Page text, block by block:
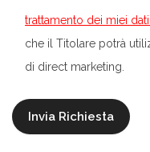
trattamento dei miei
che il Titolare potrà
di direct marketing.